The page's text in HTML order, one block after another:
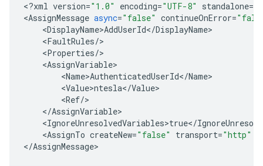
<?xml version="1.0" encoding="UTF-8" standalone=
<AssignMessage async="false" continueOnError=
<DisplayName>AddUserId</DisplayName
<FaultRules/
<Properties/>
<AssignVariable
<Name>AuthenticatedUserId</Name
<Value>ntesla</Value
<Ref/
</AssignVariable
<IgnoreUnresolvedVariables>true</
<AssignTo createNew="false" transport="http"
</AssignMessage>